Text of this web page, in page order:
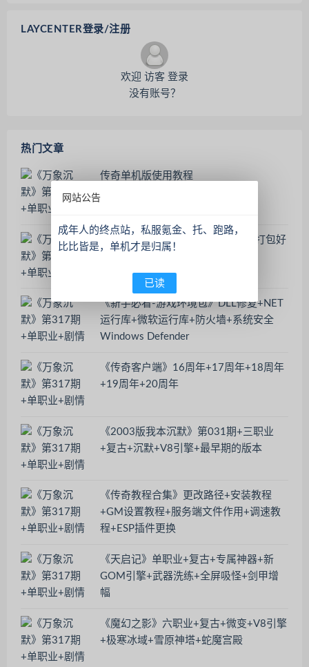
LAYCENTER登录/注册
欢迎 访客 登录
没有账号？
热门文章
传奇单机版使用教程
征途单机版本，需要虚拟机，一起打包好
《新手必看-游戏环境包》DLL修复+NET
运行库+微软运行库+防火墙+系统安全
Windows Defender
《传奇客户端》16周年+17周年+18周年
+19周年+20周年
《2003版我本沉默》第031期+三职业
+复古+沉默+V8引擎+最早期的版本
《传奇教程合集》更改路径+安装教程
+GM设置教程+服务端文件作用+调速教
程+ESP插件更换
《天启记》单职业+复古+专属神器+新
GOM引擎+武器洗练+全屏吸怪+剑甲增
幅
《魔幻之影》六职业+复古+微变+V8引擎
+极寒冰域+雪原神塔+蛇魔宫殿
网站公告
成年人的终点站，私服氪金、托、跑路，
比比皆是，单机才是归属！
已读